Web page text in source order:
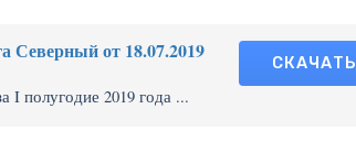
СКАЧАТЬ
Северный от 18.07.2019
I полугодие 2019 года ...